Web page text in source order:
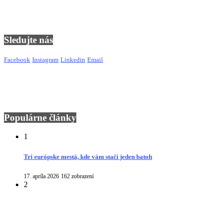
Sledujte nás
Facebook Instagram Linkedin Email
Populárne články
1
Tri európske mestá, kde vám stačí jeden batoh
17. apríla 2026 162 zobrazení
2